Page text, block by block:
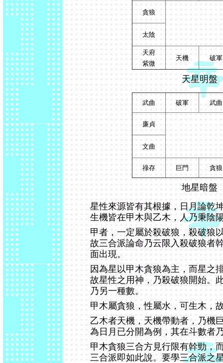
貪狼
太陰
天府
紫微
天機 破軍
天星明盤
武曲 破軍 武曲
廉貞
文曲
祿存 巨門 貪狼
地星暗盤
星性來源皆有其根據，日月論乾
生機皆在甲木與乙木，人乃秉陰
甲者，一定屬於殺破狼，殺破狼
故三合派論命乃云限入殺破狼者
面出現。
因為星以甲木貪狼為主，而星之
故星性之用神，乃殺破狼開始。
乃另一種數。
甲木屬貪狼，性屬水，可生木，
乙木者天機，天機帶動者，乃機
為日月已分開為例，其在斗數者
甲木貪狼三合方見行限有幹勁，
三合派即如此說。要學三合派之